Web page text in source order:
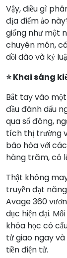
Vậy, điều gì
địa điểm ảo
giống như một
chuyên môn,
dồi dào và kỷ
⭐ Khai sáng
Bắt tay vào
đầu đánh dấu
qua số đông,
tích thị trường
bão hòa với
hàng trăm, có
Thật không
truyền đạt
Avage 360
dục hiện đại.
khóa học có
tử giao ngay
tiền điện tử.